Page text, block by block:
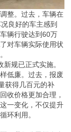
整。过去，车辆在
良好的车主感到
辆行驶达到60万
对车辆实际使用状
规已正式实施。
低廉。过去，报废
获得几百元的补
收价格更加合理，
一变化，不仅提升
环利用。